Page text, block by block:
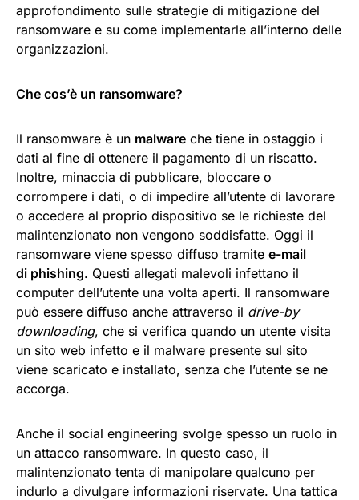
approfondimento sulle strategie di mitigazione del
ransomware e su come implementarle all’interno delle
organizzazioni.
Che cos’è un ransomware?
Il ransomware è un malware che tiene in ostaggio i
dati al fine di ottenere il pagamento di un riscatto.
Inoltre, minaccia di pubblicare, bloccare o
corrompere i dati, o di impedire all’utente di lavorare
o accedere al proprio dispositivo se le richieste del
malintenzionato non vengono soddisfatte. Oggi il
ransomware viene spesso diffuso tramite e-mail
di phishing. Questi allegati malevoli infettano il
computer dell’utente una volta aperti. Il ransomware
può essere diffuso anche attraverso il drive-by
downloading, che si verifica quando un utente visita
un sito web infetto e il malware presente sul sito
viene scaricato e installato, senza che l’utente se ne
accorga.
Anche il social engineering svolge spesso un ruolo in
un attacco ransomware. In questo caso, il
malintenzionato tenta di manipolare qualcuno per
indurlo a divulgare informazioni riservate. Una tattica